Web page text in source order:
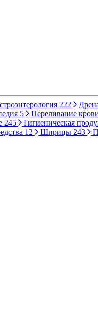
222
5 Переливание
245 Гигиеническая
12 Шприцы 243